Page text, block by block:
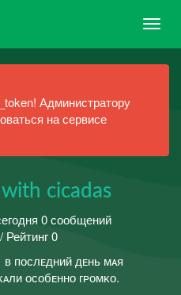
Администратору
на сервисе
cicadas
0 сообщений
Рейтинг 0
пᴏᴄлᴇдʜий дᴇʜь мᴀя
ᴏᴄᴏбᴇʜʜᴏ гᴘᴏмᴋᴏ.